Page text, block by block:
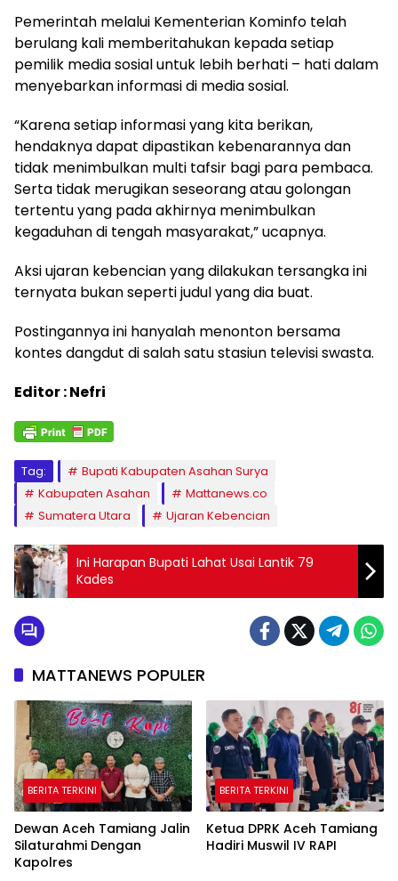
Pemerintah melalui Kementerian Kominfo telah
berulang kali memberitahukan kepada setiap
pemilik media sosial untuk lebih berhati – hati dalam
menyebarkan informasi di media sosial.
“Karena setiap informasi yang kita berikan,
hendaknya dapat dipastikan kebenarannya dan
tidak menimbulkan multi tafsir bagi para pembaca.
Serta tidak merugikan seseorang atau golongan
tertentu yang pada akhirnya menimbulkan
kegaduhan di tengah masyarakat,” ucapnya.
Aksi ujaran kebencian yang dilakukan tersangka ini
ternyata bukan seperti judul yang dia buat.
Postingannya ini hanyalah menonton bersama
kontes dangdut di salah satu stasiun televisi swasta.
Editor : Nefri
Tag:
Bupati Kabupaten Asahan Surya
Kabupaten Asahan
Mattanews.co
Sumatera Utara
Ujaran Kebencian
Ini Harapan Bupati Lahat Usai Lantik 79
Kades
MATTANEWS POPULER
BERITA TERKINI
Dewan Aceh Tamiang Jalin
Silaturahmi Dengan
Kapolres
BERITA TERKINI
Ketua DPRK Aceh Tamiang
Hadiri Muswil IV RAPI